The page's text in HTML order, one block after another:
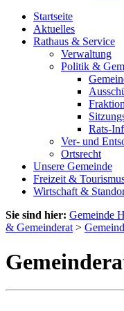
Startseite
Aktuelles
Rathaus & Service
Verwaltung
Politik &
Rats-
Ver- und
Ortsrecht
Unsere Gemeinde
Freizeit &
Wirtschaft &
Sie sind hier: Gemeinde
& Gemeinderat >